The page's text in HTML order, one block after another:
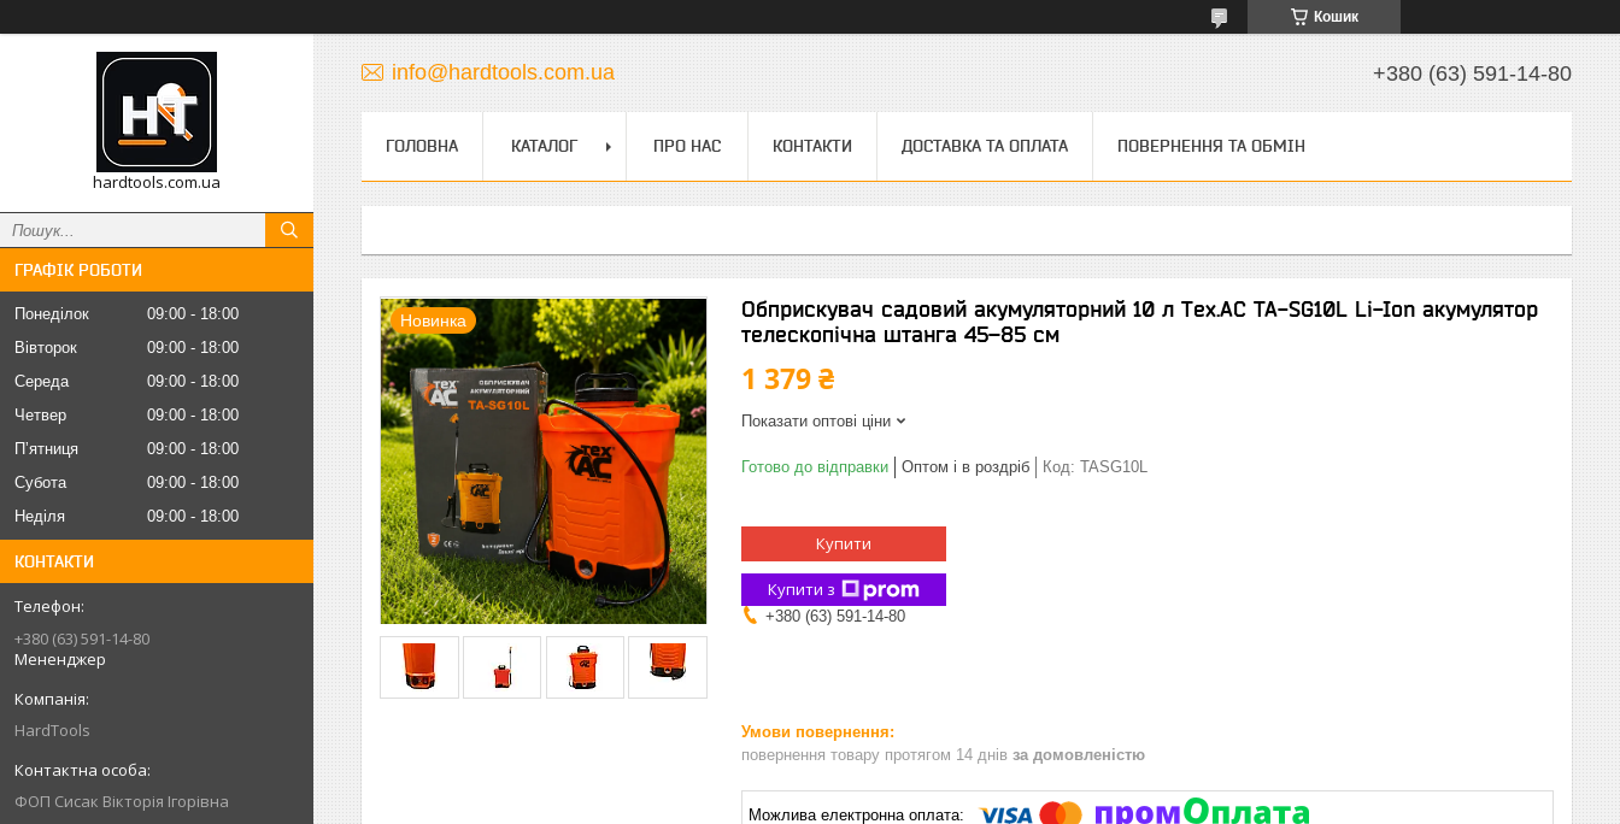
Кошик
hardtools.com.ua
ГРАФІК РОБОТИ
Понеділок 09:00
18:00
Вівторок
09:00
18:00
Середа
09:00
18:00
Четвер
09:00
18:00
Пʼятниця
09:00
18:00
Субота
09:00
18:00
Неділя
09:00 18:00
КОНТАКТИ
+380 (63) 591-14-80
Мененджер
HardTools
ФОП Сисак Вікторія Ігорівна
info@hardtools.com.ua +380 (63) 591-14-80
ГОЛОВНА КАТАЛОГ ПРО НАС КОНТАКТИ ДОСТАВКА ТА ОПЛАТА ПОВЕРНЕННЯ ТА ОБМІН
Новинка
Обприскувач садовий акумуляторний 10 л Tex.AC TA-SG10L Li-Ion акумулятор
телескопічна штанга 45–85 см
1 379 ₴
Показати оптові ціни
Готово до відправки Оптом і в роздріб Код: TASG10L
Купити
Купити з
+380 (63) 591-14-80
повернення товару протягом 14 днів за домовленістю